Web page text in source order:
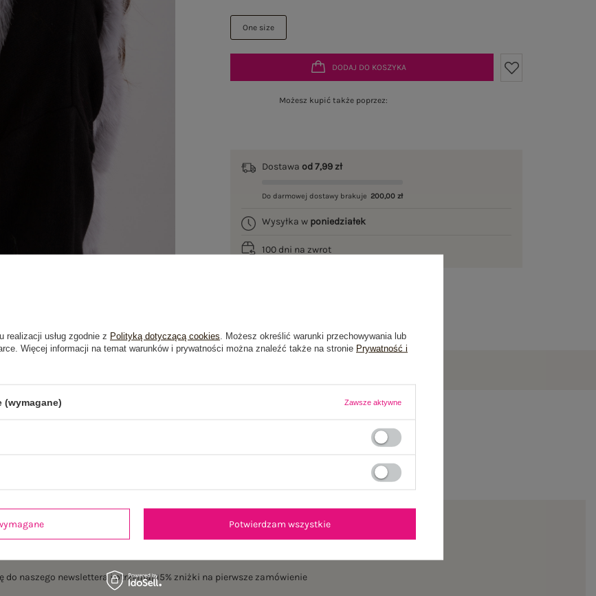
One size
DODAJ DO KOSZYKA
Możesz kupić także poprzez:
Dostawaod 7,99 zł
Do darmowej dostawy brakuje 200,00 zł
Wysyłka w poniedziałek
100 dni na zwrot
do naszego newslettera i otrzymaj 15% zniżki na pierwsze zamówienie
usług zgodnie z Polityką dotyczącą cookies . Możesz określić warunki przechowywania lub
Więcej informacji na temat warunków i prywatności można znaleźć także na stronie Prywatność i
Zawsze aktywne
Potwierdzam wszystkie